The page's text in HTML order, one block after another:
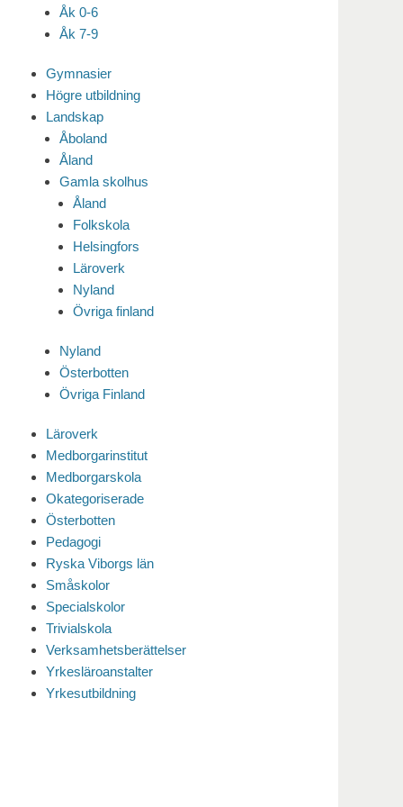
Åk 0-6
Åk 7-9
Gymnasier
Högre utbildning
Landskap
Åboland
Åland
Gamla skolhus
Åland
Folkskola
Helsingfors
Läroverk
Nyland
Övriga finland
Nyland
Österbotten
Övriga Finland
Läroverk
Medborgarinstitut
Medborgarskola
Okategoriserade
Österbotten
Pedagogi
Ryska Viborgs län
Småskolor
Specialskolor
Trivialskola
Verksamhetsberättelser
Yrkesläroanstalter
Yrkesutbildning